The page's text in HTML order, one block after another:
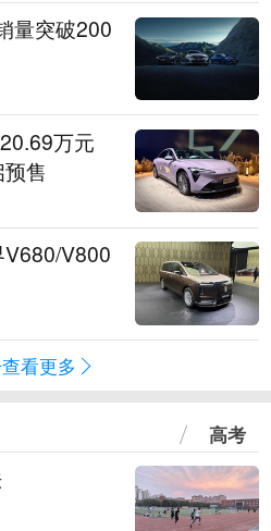
量突破200
万元
售
V800
看更多
高考